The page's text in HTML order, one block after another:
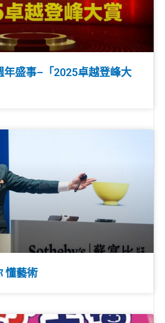
年盛事–「2025卓越登峰大
懂藝術